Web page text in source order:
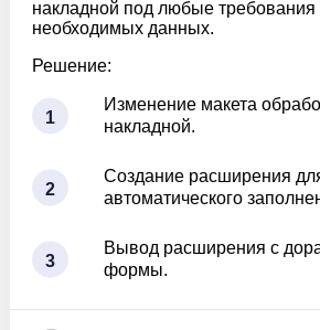
накладной под любые
необходимых данных.
Решение:
1
Изменение макета
накладной.
2
Создание расширения
автоматического
3
Вывод расширения с
формы.